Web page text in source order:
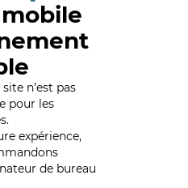
n’est pas
pour les
expérience,
de bureau